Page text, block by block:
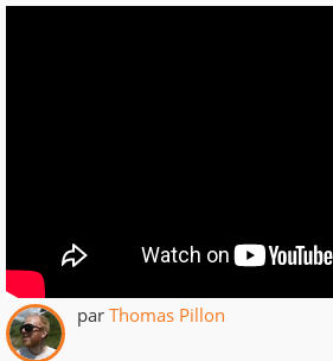
par Thomas Pillon